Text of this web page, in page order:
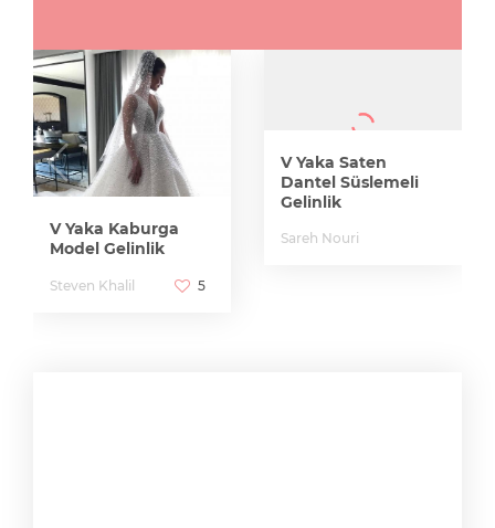
V Yaka Kaburga
Model Gelinlik
Steven Khalil 5
V Yaka Saten
Dantel Süslemeli
Gelinlik
Sareh Nouri